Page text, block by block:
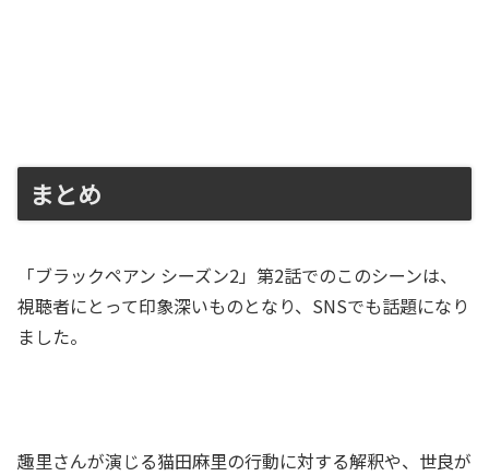
まとめ
「ブラックペアン シーズン2」第2話でのこのシーンは、
視聴者にとって印象深いものとなり、SNSでも話題になり
ました。
趣里さんが演じる猫田麻里の行動に対する解釈や、世良が